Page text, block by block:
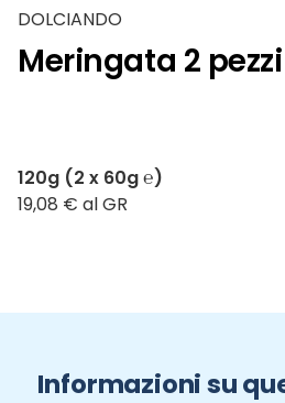
DOLCIANDO
Meringata 2 pezzi
120g (2 x 60g ℮)
19,08 € al GR
Informazioni su